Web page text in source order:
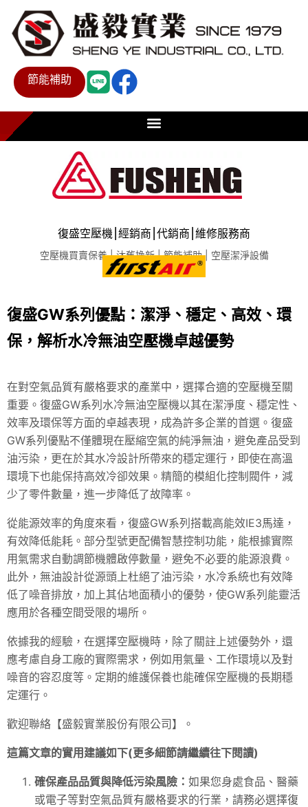
節能補助
復盛空壓機⎮經銷商⎮代銷商⎮維修服務商
空壓機買賣保養 | 汰舊換新 | 節能補助 | 空壓潔淨設備
復盛GW系列優點：潔淨、穩定、高效、環
保，解析水冷無油空壓機卓越優勢
在對空氣品質有嚴格要求的產業中，選擇合適的空壓機至關
重要。復盛GW系列水冷無油空壓機以其在潔淨度、穩定性、
效率及環保等方面的卓越表現，成為許多企業的首選。復盛
GW系列優點不僅體現在壓縮空氣的純淨無油，避免產品受到
油污染，更在於其水冷設計所帶來的穩定運行，即使在高溫
環境下也能保持高效冷卻效果。精簡的模組化控制閥件，減
少了零件數量，進一步降低了故障率。
從能源效率的角度來看，復盛GW系列搭載高能效IE3馬達，
有效降低能耗。部分型號更配備智慧控制功能，能根據實際
用氣需求自動調節機體啟停數量，避免不必要的能源浪費。
此外，無油設計從源頭上杜絕了油污染，水冷系統也有效降
低了噪音排放，加上其佔地面積小的優勢，使GW系列能靈活
應用於各種空間受限的場所。
依據我的經驗，在選擇空壓機時，除了關註上述優勢外，還
應考慮自身工廠的實際需求，例如用氣量、工作環境以及對
噪音的容忍度等。定期的維護保養也能確保空壓機的長期穩
定運行。
歡迎聯絡【盛毅實業股份有限公司】。
這篇文章的實用建議如下(更多細節請繼續往下閱讀)
確保產品品質與降低污染風險： 如果您身處食品、醫藥
或電子等對空氣品質有嚴格要求的行業，請務必選擇復